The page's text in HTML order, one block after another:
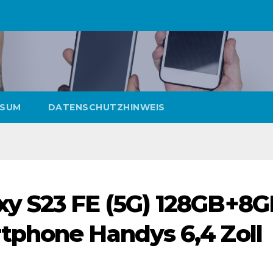
DATENSCHUTZHINWEIS
S23 FE (5G)
Handys 6,4 Zoll